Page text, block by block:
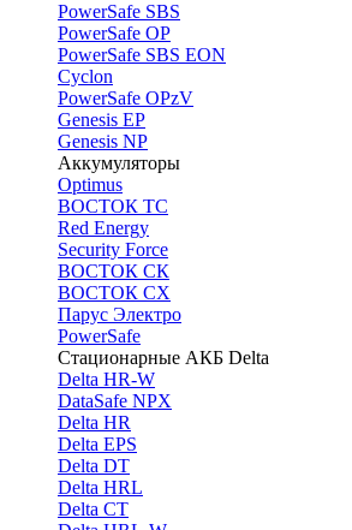
PоwerSafe SBS
PowerSafe OP
PоwerSafe SBS EON
Cyclon
PowerSafe OPzV
Genesis EP
Genesis NP
Аккумуляторы
Optimus
ВОСТОК ТС
Red Energy
Security Force
ВОСТОК СК
ВОСТОК СХ
Парус Электро
PowerSafe
Стационарные АКБ Delta
Delta HR-W
DataSafe NPX
Delta HR
Delta EPS
Delta DT
Delta HRL
Delta CT